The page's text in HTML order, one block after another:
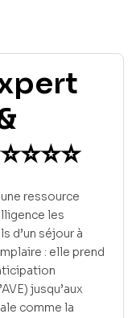
ressource
les
d’un séjour à
: elle prend
jusqu’aux
comme la